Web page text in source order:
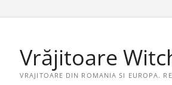
contentVrăjitoare
VRAJITOARE DIN ROMANIA SI EUROPA.